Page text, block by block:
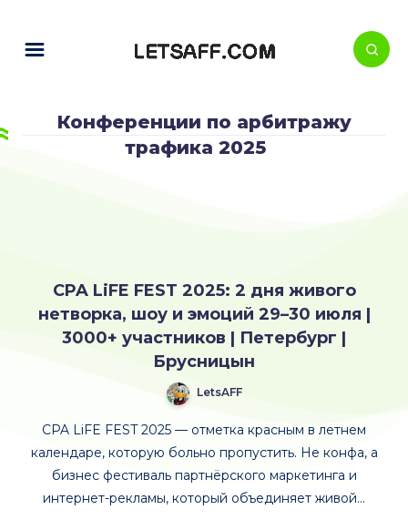
Конференции по арбитражу
трафика 2025
CPA LiFE FEST 2025: 2 дня живого
нетворка, шоу и эмоций 29–30 июля |
3000+ участников | Петербург |
Брусницын
LetsAFF
CPA LiFE FEST 2025 — отметка красным в летнем
календаре, которую больно пропустить. Не конфа, а
бизнес фестиваль партнёрского маркетинга и
интернет-рекламы, который объединяет живой…